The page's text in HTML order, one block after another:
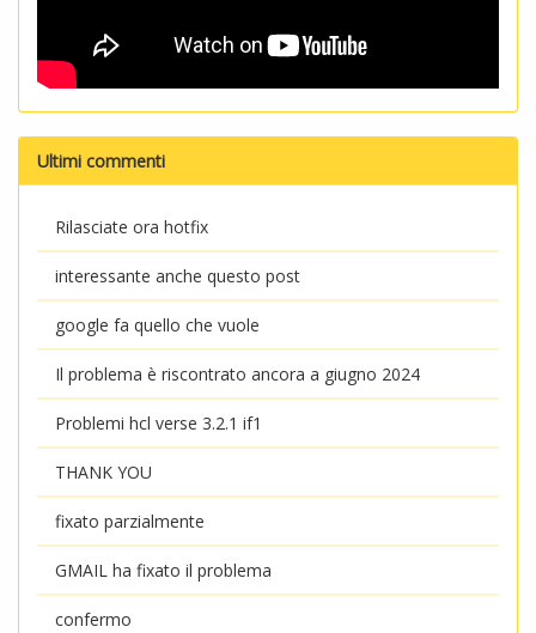
Ultimi commenti
Rilasciate ora hotfix
interessante anche questo post
google fa quello che vuole
Il problema è riscontrato ancora a giugno 2024
Problemi hcl verse 3.2.1 if1
THANK YOU
fixato parzialmente
GMAIL ha fixato il problema
confermo